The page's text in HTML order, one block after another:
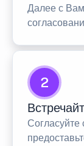
Далее с
2